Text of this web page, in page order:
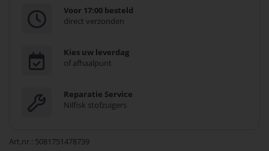
Voor 17:00 besteld
direct verzonden
Kies uw leverdag
of afhaalpunt
Reparatie Service
Nilfisk stofzuigers
Art.nr. 5081751478739